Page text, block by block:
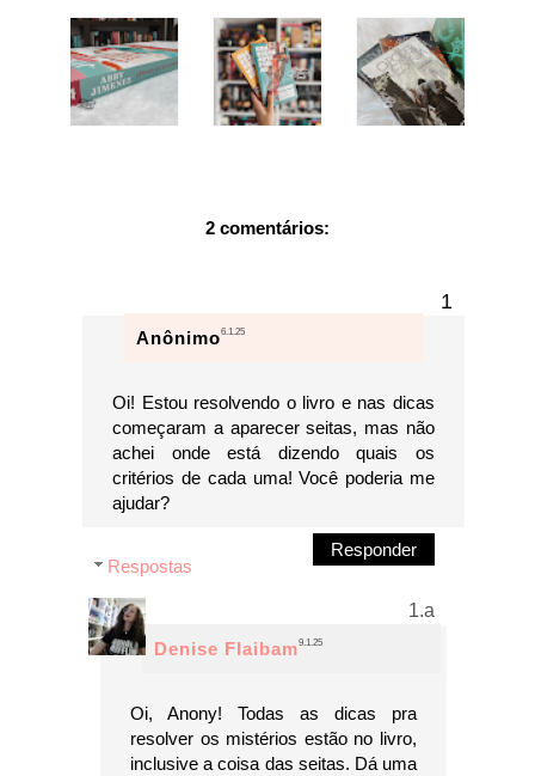
2 comentários:
Anônimo6.1.25
Oi! Estou resolvendo o livro e nas dicas
começaram a aparecer seitas, mas não
achei onde está dizendo quais os
critérios de cada uma! Você poderia me
ajudar?
Responder
Respostas
Denise Flaibam9.1.25
Oi, Anony! Todas as dicas pra
resolver os mistérios estão no livro,
inclusive a coisa das seitas. Dá uma